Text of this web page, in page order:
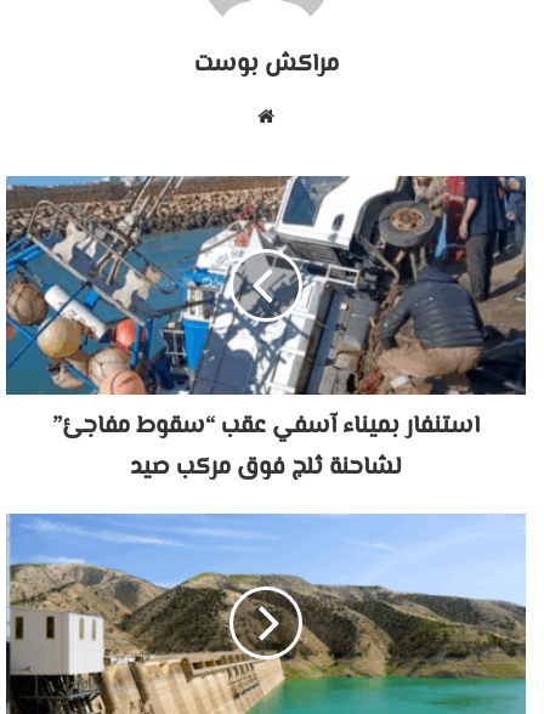
مراكش بوست
استنفار بميناء آسفي عقب “سقوط مفاجئ”
لشاحنة ثلج فوق مركب صيد